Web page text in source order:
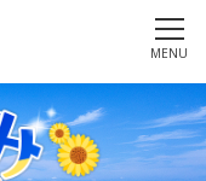
MENU